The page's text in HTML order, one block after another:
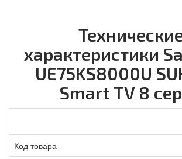
характеристики
UE75KS8000U
Smart TV 8
Код товара